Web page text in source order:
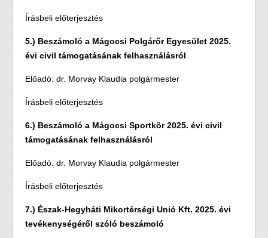
Írásbeli előterjesztés
5.) Beszámoló a Mágocsi Polgárőr Egyesület 2025.
évi civil támogatásának felhasználásról
Előadó: dr. Morvay Klaudia polgármester
Írásbeli előterjesztés
6.) Beszámoló a Mágocsi Sportkör 2025. évi civil
támogatásának felhasználásról
Előadó: dr. Morvay Klaudia polgármester
Írásbeli előterjesztés
7.) Észak-Hegyháti Mikortérségi Unió Kft. 2025. évi
tevékenységéről szóló beszámoló